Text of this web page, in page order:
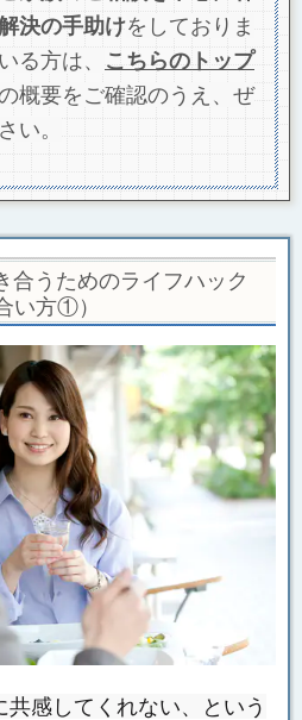
決の手助けをしておりま
る方は、 こちらの トップ
概要をご確認のうえ、ぜ
い。
合うためのライフハック
い方①）
感してくれない、という